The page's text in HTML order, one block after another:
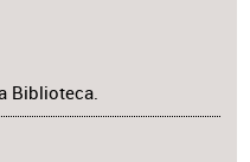
Biblioteca.